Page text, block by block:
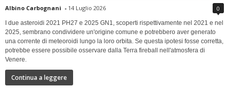
Albino Carbognani - 14 Luglio 2026 0
I due asteroidi 2021 PH27 e 2025 GN1, scoperti rispettivamente nel 2021 e nel
2025, sembrano condividere un'origine comune e potrebbero aver generato
una corrente di meteoroidi lungo la loro orbita. Se questa ipotesi fosse corretta,
potrebbe essere possibile osservare dalla Terra fireball nell'atmosfera di
Venere.
Continua a leggere